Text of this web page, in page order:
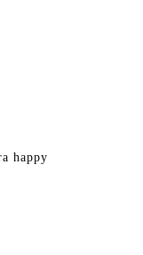
happy